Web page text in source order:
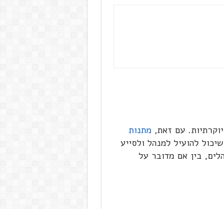
עם זאת, מתנות
להועיל למנהל ולסייע
בין אם מדובר על